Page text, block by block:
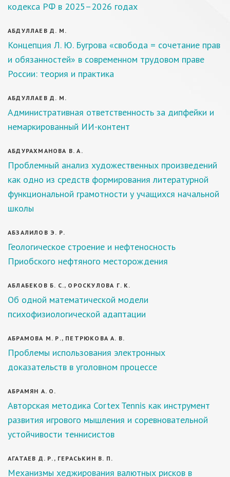
кодекса РФ в 2025–2026 годах
АБДУЛЛАЕВ Д. М.
Концепция Л. Ю. Бугрова «свобода = сочетание прав
и обязанностей» в современном трудовом праве
России: теория и практика
АБДУЛЛАЕВ Д. М.
Административная ответственность за дипфейки и
немаркированный ИИ-контент
АБДУРАХМАНОВА В. А.
Проблемный анализ художественных произведений
как одно из средств формирования литературной
функциональной грамотности у учащихся начальной
школы
АБЗАЛИЛОВ Э. Р.
Геологическое строение и нефтеносность
Приобского нефтяного месторождения
АБЛАБЕКОВ Б. С., ОРОСКУЛОВА Г. К.
Об одной математической модели
психофизиологической адаптации
АБРАМОВА М. Р., ПЕТРЮКОВА А. В.
Проблемы использования электронных
доказательств в уголовном процессе
АБРАМЯН А. О.
Авторская методика Cortex Tennis как инструмент
развития игрового мышления и соревновательной
устойчивости теннисистов
АГАТАЕВ Д. Р., ГЕРАСЬКИН В. П.
Механизмы хеджирования валютных рисков в